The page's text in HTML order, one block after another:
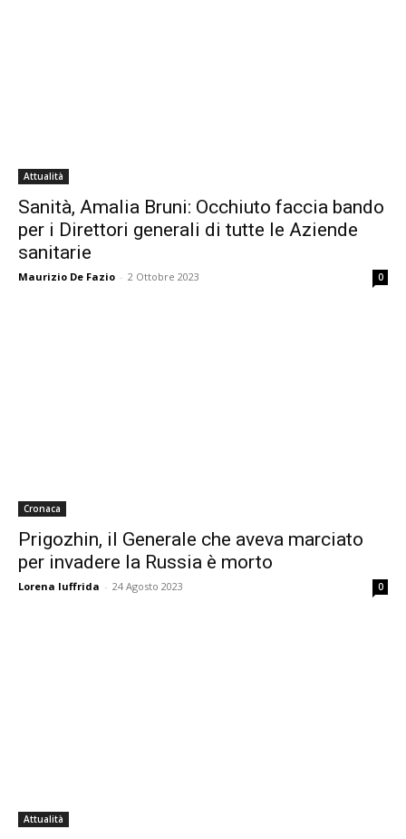
Attualità
Sanità, Amalia Bruni: Occhiuto faccia bando
per i Direttori generali di tutte le Aziende
sanitarie
Maurizio De Fazio - 2 Ottobre 2023 0
Cronaca
Prigozhin, il Generale che aveva marciato
per invadere la Russia è morto
Lorena Iuffrida - 24 Agosto 2023 0
Attualità